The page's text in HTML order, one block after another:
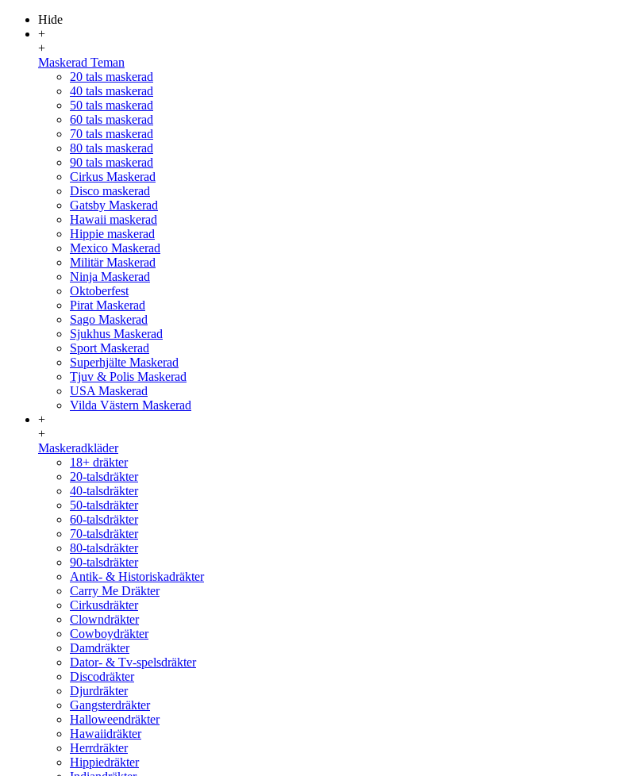
Hide
+
+
Maskerad Teman
20 tals maskerad
40 tals maskerad
50 tals maskerad
60 tals maskerad
70 tals maskerad
80 tals maskerad
90 tals maskerad
Cirkus Maskerad
Disco maskerad
Gatsby Maskerad
Hawaii maskerad
Hippie maskerad
Mexico Maskerad
Militär Maskerad
Ninja Maskerad
Oktoberfest
Pirat Maskerad
Sago Maskerad
Sjukhus Maskerad
Sport Maskerad
Superhjälte Maskerad
Tjuv & Polis Maskerad
USA Maskerad
Vilda Västern Maskerad
+
+
Maskeradkläder
18+ dräkter
20-talsdräkter
40-talsdräkter
50-talsdräkter
60-talsdräkter
70-talsdräkter
80-talsdräkter
90-talsdräkter
Antik- & Historiskadräkter
Carry Me Dräkter
Cirkusdräkter
Clowndräkter
Cowboydräkter
Damdräkter
Dator- & Tv-spelsdräkter
Discodräkter
Djurdräkter
Gangsterdräkter
Halloweendräkter
Hawaiidräkter
Herrdräkter
Hippiedräkter